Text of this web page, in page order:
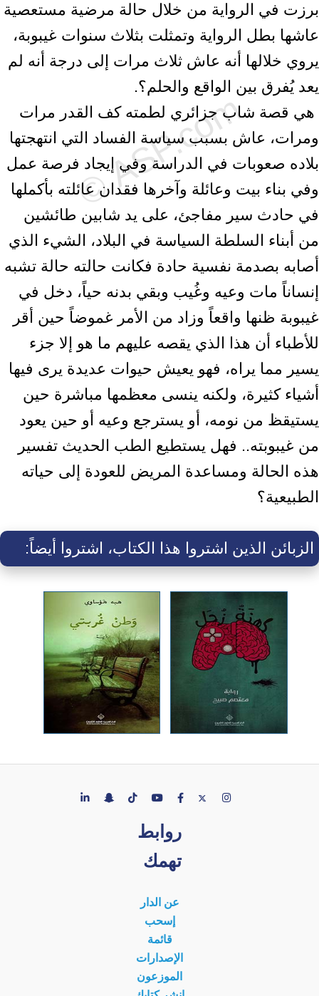
برزت في الرواية من خلال حالة ‏مرضية مستعصية
عاشها بطل الرواية وتمثلت بثلاث سنوات غيبوبة،
يروي خلالها ‏أنه عاش ثلاث مرات إلى درجة أنه لم
يعد يُفرق بين الواقع والحلم؟.‏ ‎
‎ هي قصة شاب جزائري لطمته كف القدر مرات
ومرات، عاش بسبب سياسة الفساد ‏التي انتهجتها
بلاده صعوبات في الدراسة وفي إيجاد فرصة عمل
وفي بناء بيت ‏وعائلة وآخرها فقدان عائلته بأكملها
في حادث سير مفاجئ، على يد شابين طائشين
‏من أبناء السلطة السياسة في البلاد، الشيء الذي
أصابه بصدمة نفسية حادة فكانت ‏حالته حالة تشبه
إنساناً مات وعيه وغُيب وبقي بدنه حياً، دخل في
غيبوبة ظنها ‏واقعاً وزاد من الأمر غموضاً حين أقر
للأطباء أن هذا الذي يقصه عليهم ما هو إلا ‏جزء
يسير مما يراه، فهو يعيش حيوات عديدة يرى فيها
أشياء كثيرة، ولكنه ينسى ‏معظمها مباشرة حين
يستيقظ من نومه، أو يسترجع وعيه أو حين يعود
من ‏غيبوبته.. فهل يستطيع الطب الحديث تفسير
هذه الحالة ومساعدة المريض للعودة ‏إلى حياته
الطبيعية؟
الزبائن الذين اشتروا هذا الكتاب، اشتروا أيضاً:
روابط
تهمك
عن الدار
إسحب
قائمة
الإصدارات
الموزعون